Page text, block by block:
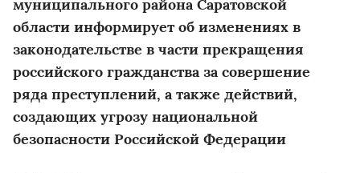
муниципального района Саратовской
области информирует об изменениях в
законодательстве в части прекращения
российского гражданства за совершение
ряда преступлений, а также действий,
создающих угрозу национальной
безопасности Российской Федерации